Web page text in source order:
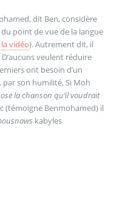
dit Ben, considère
point de vue de la langue
vidéo). Autrement dit, il
veulent réduire
ont besoin d’un
son humilité, Si Moh
la chanson qu’il voudrait
(témoigne Benmohamed) il
kabyles